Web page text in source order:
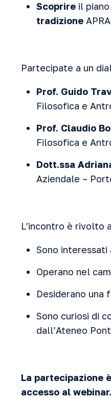
Scoprire il
tradizione
Partecipate a un
Prof. Guido
Filosofica e
Prof. Claudio
Filosofica e
Dott.ssa
Aziendale –
L’incontro è rivolto
Sono
Operano nel
Desiderano
Sono curiosi di
dall’Ateneo
La partecipazione
accesso al webinar.